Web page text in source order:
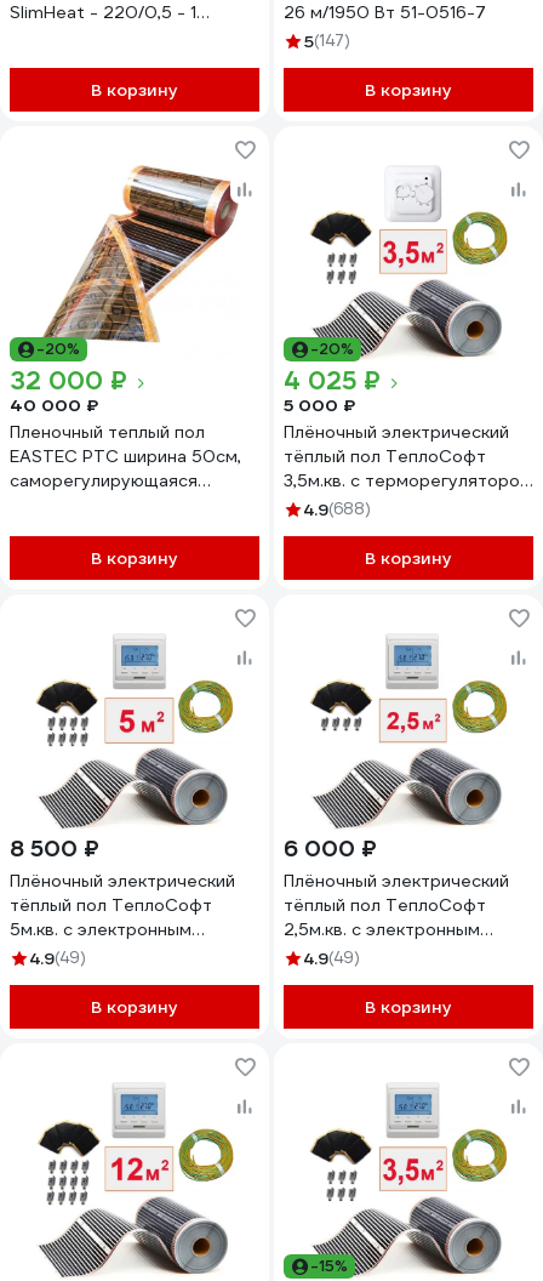
SlimHeat - 220/0,5 - 1
В корзину
26 м/1950 Вт 51-0516-7
5(147)
В корзину
-20%
32 000 ₽
40 000 ₽
Пленочный теплый пол
EASTEC PTC ширина 50см,
саморегулирующаяся
В корзину
-20%
4 025 ₽
5 000 ₽
Плёночный электрический
тёплый пол ТеплоСофт
3,5м.кв. с терморегулятором
плёнка 3,5м.кв.
4.9(688)
В корзину
8 500 ₽
Плёночный электрический
тёплый пол ТеплоСофт
5м.кв. с электронным
терморегулятором плёнка
4.9(49)
В корзину
6 000 ₽
Плёночный электрический
тёплый пол ТеплоСофт
2,5м.кв. с электронным
терморегулятором плёнка
4.9(49)
В корзину
-15%